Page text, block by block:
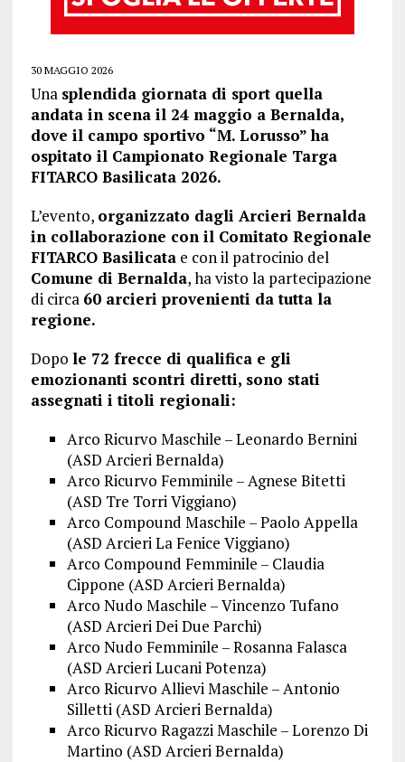
30 MAGGIO 2026
Una splendida giornata di sport quella
andata in scena il 24 maggio a Bernalda,
dove il campo sportivo “M. Lorusso” ha
ospitato il Campionato Regionale Targa
FITARCO Basilicata 2026.
L’evento, organizzato dagli Arcieri Bernalda
in collaborazione con il Comitato Regionale
FITARCO Basilicatae con il patrocinio del
Comune di Bernalda, ha visto la partecipazione
di circa 60 arcieri provenienti da tutta la
regione.
Dopo le 72 frecce di qualifica e gli
emozionanti scontri diretti, sono stati
assegnati i titoli regionali:
Arco Ricurvo Maschile – Leonardo Bernini
(ASD Arcieri Bernalda)
Arco Ricurvo Femminile – Agnese Bitetti
(ASD Tre Torri Viggiano)
Arco Compound Maschile – Paolo Appella
(ASD Arcieri La Fenice Viggiano)
Arco Compound Femminile – Claudia
Cippone (ASD Arcieri Bernalda)
Arco Nudo Maschile – Vincenzo Tufano
(ASD Arcieri Dei Due Parchi)
Arco Nudo Femminile – Rosanna Falasca
(ASD Arcieri Lucani Potenza)
Arco Ricurvo Allievi Maschile – Antonio
Silletti (ASD Arcieri Bernalda)
Arco Ricurvo Ragazzi Maschile – Lorenzo Di
Martino (ASD Arcieri Bernalda)